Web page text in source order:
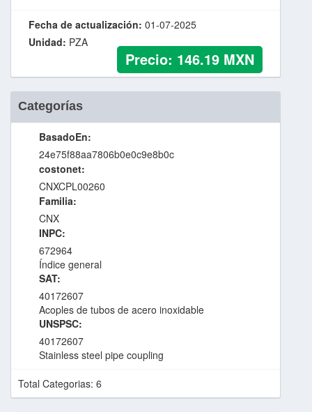
Fecha de actualización: 01-07-2025
Unidad: PZA
Precio: 146.19 MXN
Categorías
BasadoEn:
24e75f88aa7806b0e0c9e8b0c
costonet:
CNXCPL00260
Familia:
CNX
INPC:
672964
Índice general
SAT:
40172607
Acoples de tubos de acero inoxidable
UNSPSC:
40172607
Stainless steel pipe coupling
Total Categorias: 6